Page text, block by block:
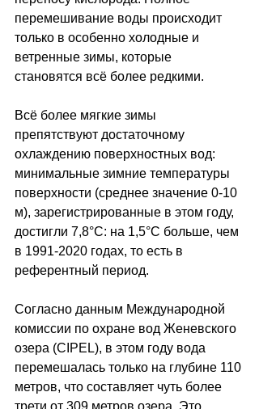
перемешивание воды происходит
только в особенно холодные и
ветренные зимы, которые
становятся всё более редкими.
Всё более мягкие зимы
препятствуют достаточному
охлаждению поверхностных вод:
минимальные зимние температуры
поверхности (среднее значение 0-10
м), зарегистрированные в этом году,
достигли 7,8°C: на 1,5°C больше, чем
в 1991-2020 годах, то есть в
референтный период.
Согласно данным Международной
комиссии по охране вод Женевского
озера (CIPEL), в этом году вода
перемешалась только на глубине 110
метров, что составляет чуть более